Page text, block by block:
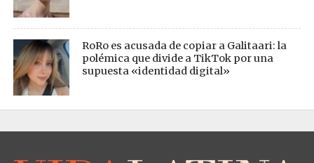
RoRo es acusada de copiar a Galitaari: la
polémica que divide a TikTok por una
supuesta «identidad digital»